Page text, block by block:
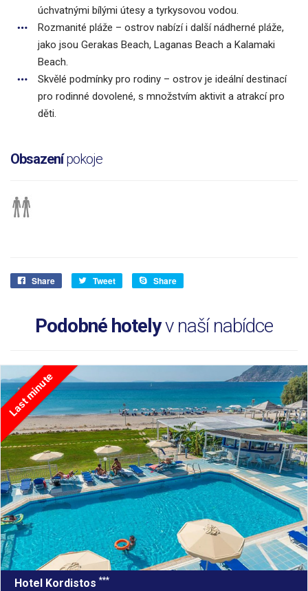
úchvatnými bílými útesy a tyrkysovou vodou.
Rozmanité pláže – ostrov nabízí i další nádherné pláže,
jako jsou Gerakas Beach, Laganas Beach a Kalamaki
Beach.
Skvělé podmínky pro rodiny – ostrov je ideální destinací
pro rodinné dovolené, s množstvím aktivit a atrakcí pro
děti.
Obsazenípokoje
Share Tweet Share
Podobné hotelyv naší nabídce
Last minute
Hotel Kordistos ***